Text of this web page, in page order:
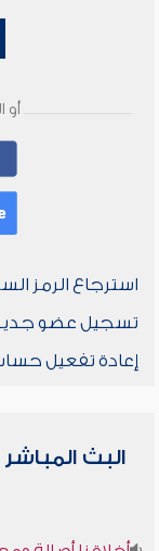
استرجاع الرمز
تسجيل عضو
إعادة تفعيل
البث المباشر